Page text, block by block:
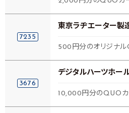
7235
東京ラヂエーター製
500円分のオリジナル
3676
デジタルハーツホー
10,000円分のQUOカ